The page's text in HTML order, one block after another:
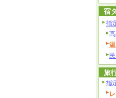
宿
指
旅
指